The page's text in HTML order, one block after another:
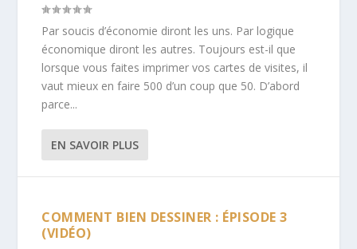
Par soucis d’économie diront les uns. Par logique
économique diront les autres. Toujours est-il que
lorsque vous faites imprimer vos cartes de visites, il
vaut mieux en faire 500 d’un coup que 50. D’abord
parce...
EN SAVOIR PLUS
COMMENT BIEN DESSINER : ÉPISODE 3
(VIDÉO)